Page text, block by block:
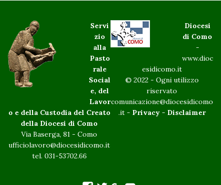
Servi
zio
alla
Pasto
rale
Social
e, del
Lavor
o e della Custodia del Creato
della Diocesi di Como
Via Baserga, 81 - Como
ufficiolavoro@diocesidicomo.it
tel. 031-53702.66
Diocesi
di Como
-
www.dioc
esidicomo.it
© 2022 - Ogni utilizzo
riservato
comunicazione@diocesidicomo
.it - Privacy- Disclaimer